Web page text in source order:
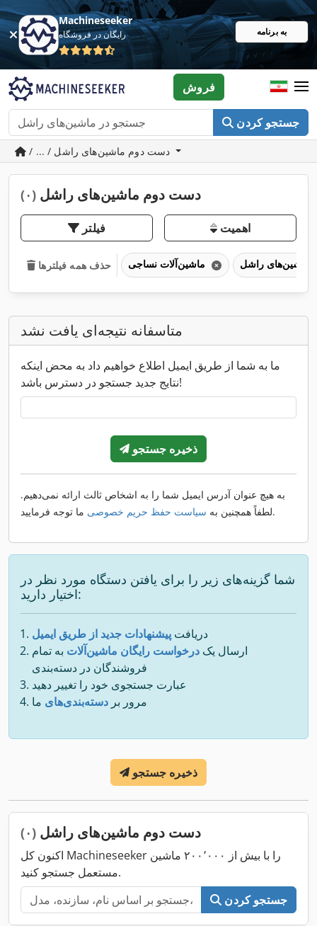
Machineseeker
رایگان در فروشگاه به برنامه
جستجو کردن
فروش
دست دوم ماشین‌های راشل (۰)
فیلتر اهمیت
حذف همه فیلترها
متاسفانه نتیجه‌ای یافت نشد
ما به شما از طریق ایمیل اطلاع خواهیم داد به محض اینکه
نتایج جدید جستجو در دسترس باشد!
ذخیره جستجو
به هیچ عنوان آدرس ایمیل شما را به اشخاص ثالث ارائه نمی‌دهیم.
لطفاً همچنین به سیاست حفظ حریم خصوصی ما توجه فرمایید.
شما گزینه‌های زیر را برای یافتن دستگاه مورد نظر در
اختیار دارید:
دریافت پیشنهادات جدید از طریق ایمیل
ارسال یک درخواست رایگان ماشین‌آلات به تمام
فروشندگان در دسته‌بندی
عبارت جستجوی خود را تغییر دهید
مرور بر دسته‌بندی‌های ما
ذخیره جستجو
دست دوم ماشین‌های راشل (۰)
اکنون کل Machineseeker را با بیش از ۲۰۰٬۰۰۰ ماشین
مستعمل جستجو کنید.
جستجو کردن